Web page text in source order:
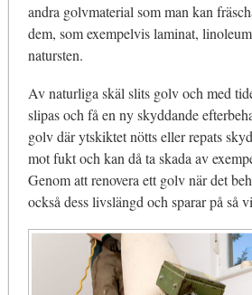
andra golvmaterial som man kan
dem, som exempelvis laminat,
natursten.
Av naturliga skäl slits golv och med
slipas och få en ny skyddande
golv där ytskiktet nötts eller repats
mot fukt och kan då ta skada av
Genom att renovera ett golv när det
också dess livslängd och sparar på så